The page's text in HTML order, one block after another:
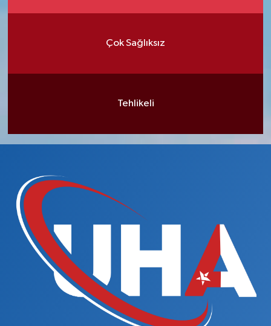
Çok Sağlıksız
Tehlikeli